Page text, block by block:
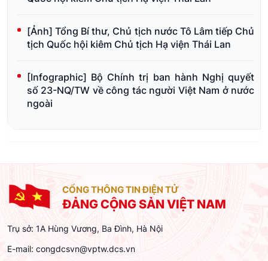
[Ảnh] Tổng Bí thư, Chủ tịch nước Tô Lâm tiếp Chủ
tịch Quốc hội kiêm Chủ tịch Hạ viện Thái Lan
[Infographic] Bộ Chính trị ban hành Nghị quyết
số 23-NQ/TW về công tác người Việt Nam ở nước
ngoài
CỔNG THÔNG TIN ĐIỆN TỬ
ĐẢNG CỘNG SẢN VIỆT NAM
Trụ sở: 1A Hùng Vương, Ba Đình, Hà Nội
E-mail: congdcsvn@vptw.dcs.vn